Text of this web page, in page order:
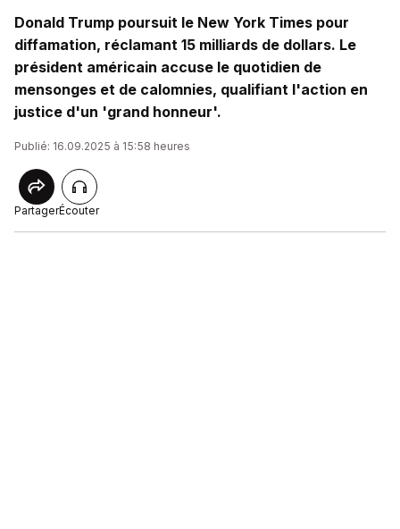
Donald Trump poursuit le New York Times pour
diffamation, réclamant 15 milliards de dollars. Le
président américain accuse le quotidien de
mensonges et de calomnies, qualifiant l'action en
justice d'un 'grand honneur'.
Publié: 16.09.2025 à 15:58 heures
PartagerÉcouter